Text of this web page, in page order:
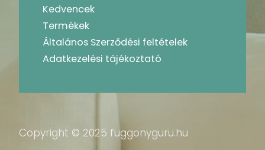
Kedvencek
Termékek
Általános Szerződési feltételek
Adatkezelési tájékoztató
Copyright © 2025 fuggonyguru.hu